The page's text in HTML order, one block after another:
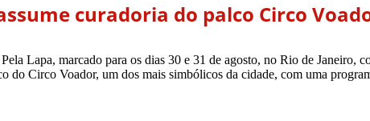
curadoria do palco Circo
Lapa, marcado para os dias 30 e 31 de agosto, no Rio de
do Circo Voador, um dos mais simbólicos da cidade, com uma